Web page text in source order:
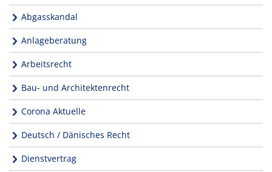
Abgasskandal
Anlageberatung
Arbeitsrecht
Bau- und Architektenrecht
Corona Aktuelle
Deutsch / Dänisches Recht
Dienstvertrag